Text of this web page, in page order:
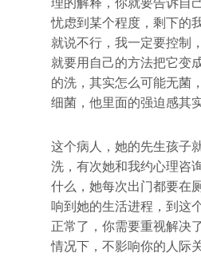
忧虑到某个程度，剩下的
就说不行，我一定要控制
就要用自己的方法把它变
的洗，其实怎么可能无菌
细菌，他里面的强迫感其
这个病人，她的先生孩子
洗，有次她和我约心理咨
什么，她每次出门都要在
响到她的生活进程，到这
正常了，你需要重视解决
情况下，不影响你的人际